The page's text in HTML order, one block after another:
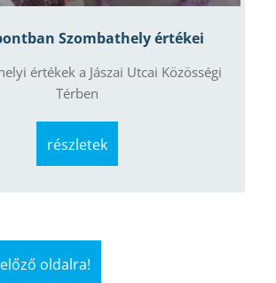
Szombathely értékei
értékek a Jászai Utcai Közösségi
Térben
részletek
oldalra!